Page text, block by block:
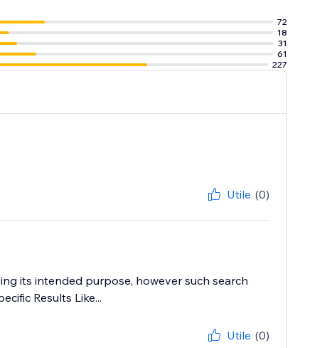
72
18
31
61
227
Utile (0)
its intended purpose, however such search
Results Like...
Utile (0)